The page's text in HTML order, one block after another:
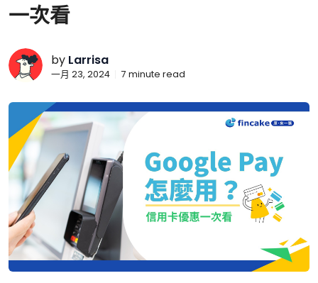
一次看
by Larrisa
一月 23, 2024 7 minute read